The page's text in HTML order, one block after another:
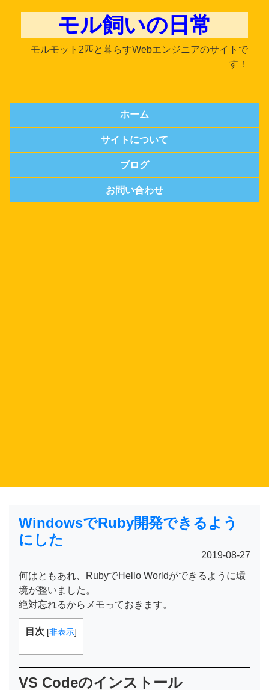
モル飼いの日常
モルモット2匹と暮らすWebエンジニアのサイトで
す！
ホーム
サイトについて
ブログ
お問い合わせ
WindowsでRuby開発できるよう
にした
2019-08-27
何はともあれ、RubyでHello Worldができるように環
境が整いました。
絶対忘れるからメモっておきます。
目次 [非表示]
VS Codeのインストール